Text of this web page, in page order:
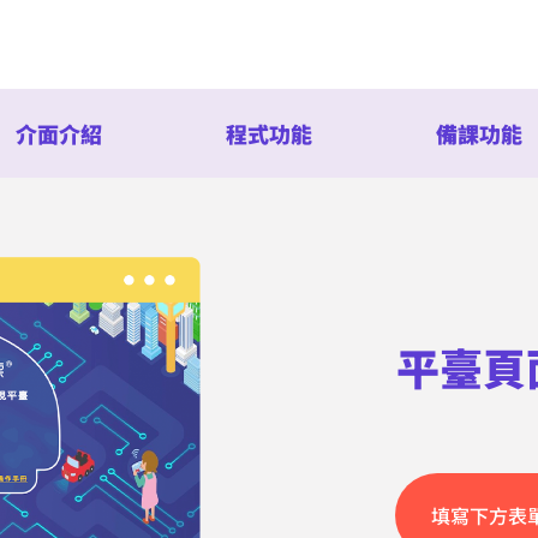
介面介紹 程式功能 備課功能
平臺
填寫下方表